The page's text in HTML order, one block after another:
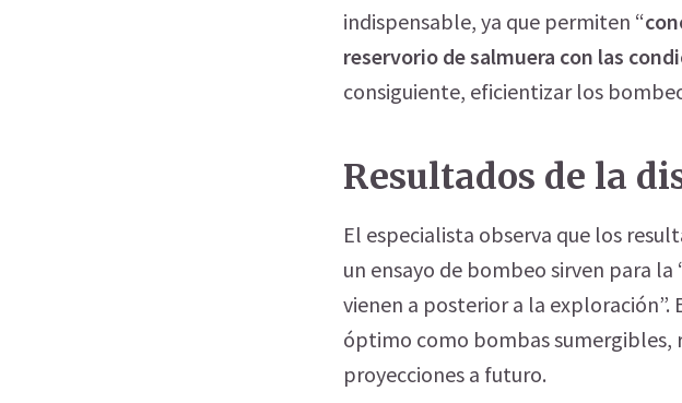
indispensable, ya que permiten “
reservorio de salmuera con las
consiguiente, eficientizar los
Resultados de la
El especialista observa que los
un ensayo de bombeo sirven para
vienen a posterior a la
óptimo como bombas
proyecciones a futuro.